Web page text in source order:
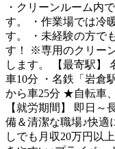
・クリーンルーム内
す。 ・作業場では冷
す。 ・未経験の方で
す！ ※専用のクリー
します。 【最寄駅】
車10分 ・名鉄「岩倉
から車25分 ★自転車
【就労期間】 即日
備＆清潔な職場♪快適
しでも月収20万円以